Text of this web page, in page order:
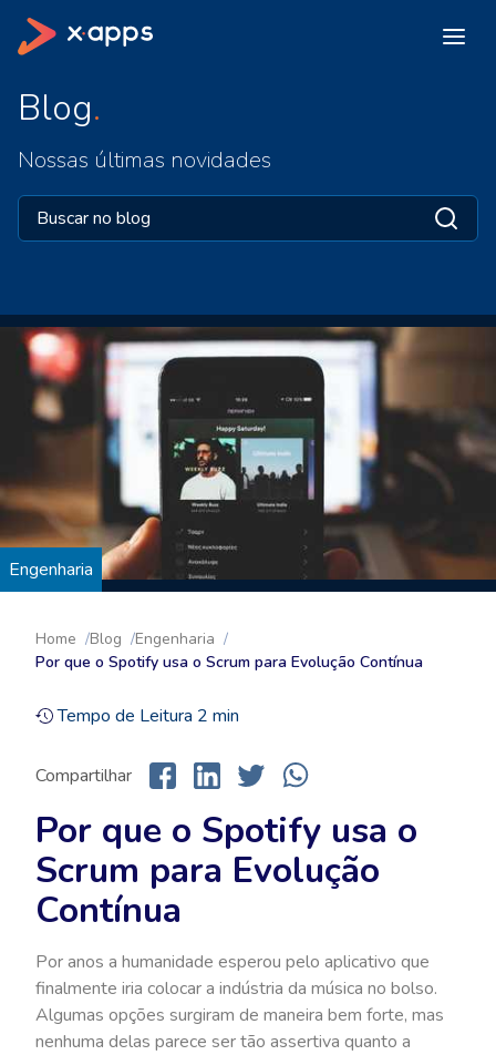
Blog
Nossas últimas novidades
Engenharia
Home Blog
Engenharia
Por que o Spotify usa o Scrum para Evolução Contínua
Tempo de Leitura 2 min
Compartilhar
Por que o Spotify usa o
Scrum para Evolução
Contínua
Por anos a humanidade esperou pelo aplicativo que
finalmente iria colocar a indústria da música no bolso.
Algumas opções surgiram de maneira bem forte, mas
nenhuma delas parece ser tão assertiva quanto a